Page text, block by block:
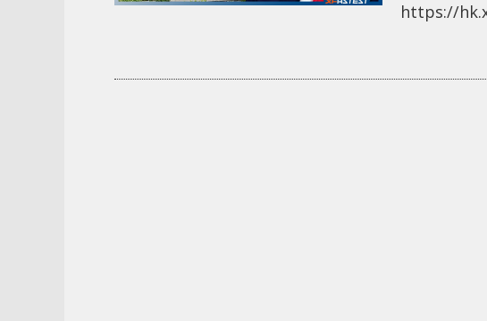
https://
半導體工
用台積電